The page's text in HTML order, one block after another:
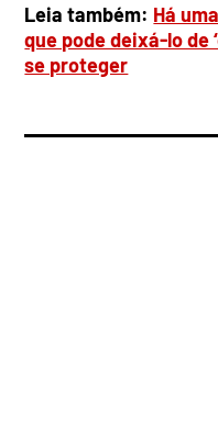
Leia também: Há
que pode deixá-lo de
se proteger